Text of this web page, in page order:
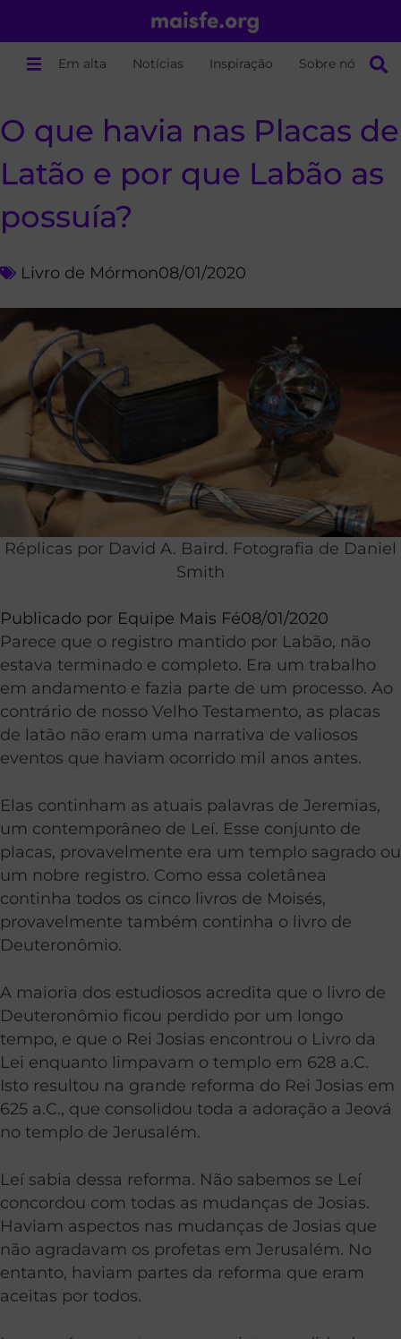
Em alta Notícias Inspiração Sobre nós
O que havia nas Placas de
Latão e por que Labão as
possuía?
Livro de Mórmon08/01/2020
Réplicas por David A. Baird. Fotografia de Daniel
Smith
Publicado por Equipe Mais Fé08/01/2020
Parece que o registro mantido por Labão, não
estava terminado e completo. Era um trabalho
em andamento e fazia parte de um processo. Ao
contrário de nosso Velho Testamento, as placas
de latão não eram uma narrativa de valiosos
eventos que haviam ocorrido mil anos antes.
Elas continham as atuais palavras de Jeremias,
um contemporâneo de Leí. Esse conjunto de
placas, provavelmente era um templo sagrado ou
um nobre registro. Como essa coletânea
continha todos os cinco livros de Moisés,
provavelmente também continha o livro de
Deuteronômio.
A maioria dos estudiosos acredita que o livro de
Deuteronômio ficou perdido por um longo
tempo, e que o Rei Josias encontrou o Livro da
Lei enquanto limpavam o templo em 628 a.C.
Isto resultou na grande reforma do Rei Josias em
625 a.C., que consolidou toda a adoração a Jeová
no templo de Jerusalém.
Leí sabia dessa reforma. Não sabemos se Leí
concordou com todas as mudanças de Josias.
Haviam aspectos nas mudanças de Josias que
não agradavam os profetas em Jerusalém. No
entanto, haviam partes da reforma que eram
aceitas por todos.